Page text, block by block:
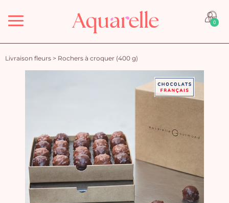
Menu 0
Livraison fleurs > Rochers à croquer (400 g)